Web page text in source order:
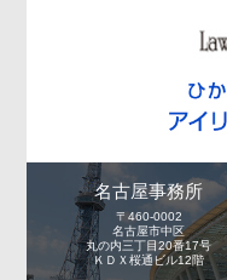
名古屋事務所
〒460-0002
名古屋市中区
丸の内三丁目20番17号
ＫＤＸ桜通ビル12階